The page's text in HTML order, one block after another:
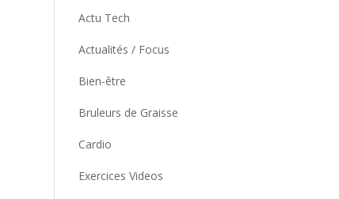
Actu Tech
Actualités / Focus
Bien-être
Bruleurs de Graisse
Cardio
Exercices Videos